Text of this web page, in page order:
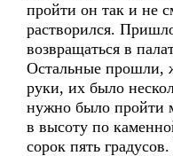
пройти он так и не
растворился.
возвращаться в
Остальные прошли,
руки, их было
нужно было пройти
в высоту по
сорок пять